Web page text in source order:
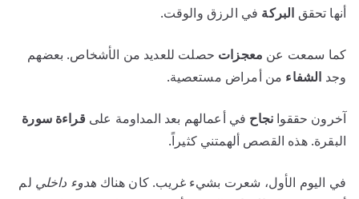
أنها تحقق البركة في الرزق والوقت.
كما سمعت عن معجزات حصلت للعديد من الأشخاص. بعضهم
وجد الشفاء من أمراض مستعصية.
آخرون حققوا نجاح في أعمالهم بعد المداومة علىقراءة سورة
البقرة. هذه القصص ألهمتني كثيراً.
في اليوم الأول، شعرت بشيء غريب. كان هناك هدوء داخلي لم